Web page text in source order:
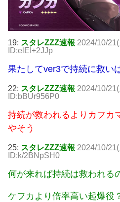
19: スタレZZZ速報 2024/10/
ID:elEI+2JJp
果たしてver3で持続に救い
22: スタレZZZ速報 2024/10/
ID:bBUr956P0
持続が救われるよりカフカ
やそう
25: スタレZZZ速報 2024/10/
ID:k/2BNpSH0
何が来れば持続は救われる
ケフカより倍率高い起爆役